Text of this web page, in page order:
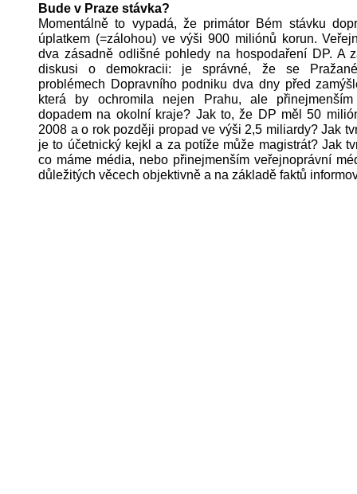
Bude v Praze stávka?
Momentálně to vypadá, že primátor Bém stávku
úplatkem (=zálohou) ve výši 900 miliónů korun.
dva zásadně odlišné pohledy na hospodaření DP. A
diskusi o demokracii: je správné, že se
problémech Dopravního podniku dva dny před
která by ochromila nejen Prahu, ale
dopadem na okolní kraje? Jak to, že DP měl 50
2008 a o rok později propad ve výši 2,5 miliardy? Jak
je to účetnický kejkl a za potíže může magistrát? Jak
co máme média, nebo přinejmenším veřejnoprávní
důležitých věcech objektivně a na základě faktů